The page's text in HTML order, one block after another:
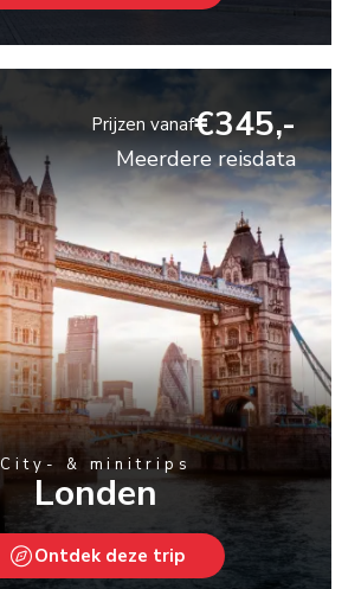
Prijzen vanaf€345,-
Meerdere reisdata
City- & minitrips
Londen
Ontdek deze trip